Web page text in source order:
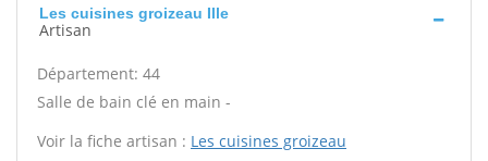
Les cuisines groizeau Ille
Artisan
Département: 44
Salle de bain clé en main -
Voir la fiche artisan : Les cuisines groizeau